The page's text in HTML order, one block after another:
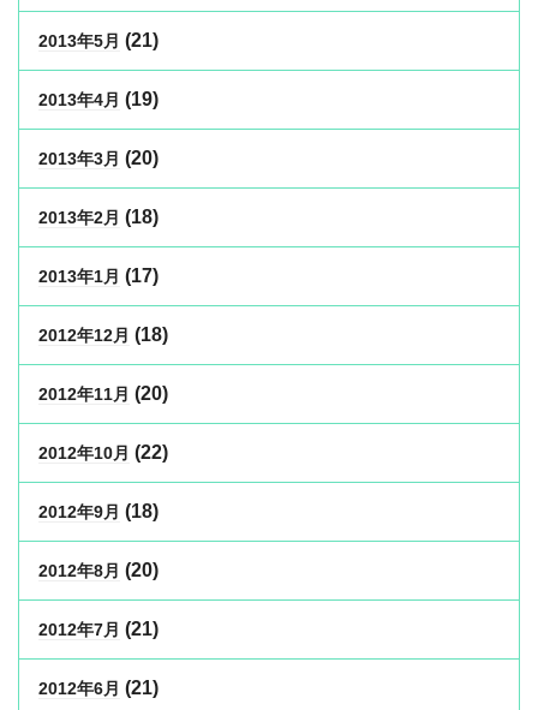
2013年5月 (21)
2013年4月 (19)
2013年3月 (20)
2013年2月 (18)
2013年1月 (17)
2012年12月 (18)
2012年11月 (20)
2012年10月 (22)
2012年9月 (18)
2012年8月 (20)
2012年7月 (21)
2012年6月 (21)